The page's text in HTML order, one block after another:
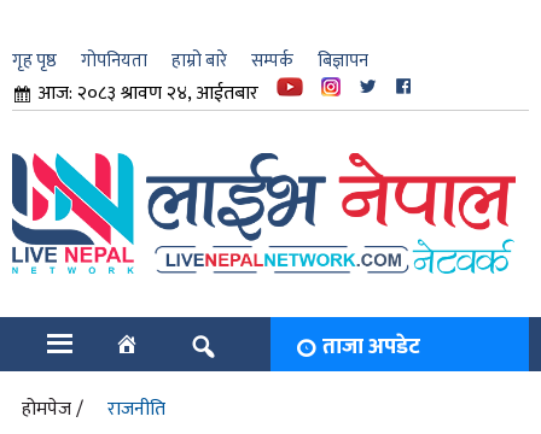
गृह पृष्ठ गोपनियता हाम्रो बारे सम्पर्क बिज्ञापन
आज: २०८३ श्रावण २४, आईतबार
ताजा अपडेट
होमपेज / राजनीति